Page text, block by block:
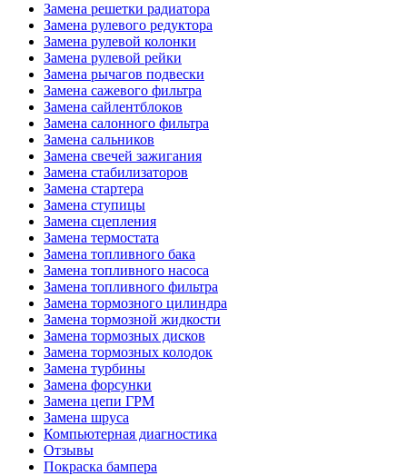
Замена решетки радиатора
Замена рулевого редуктора
Замена рулевой колонки
Замена рулевой рейки
Замена рычагов подвески
Замена сажевого фильтра
Замена сайлентблоков
Замена салонного фильтра
Замена сальников
Замена свечей зажигания
Замена стабилизаторов
Замена стартера
Замена ступицы
Замена сцепления
Замена термостата
Замена топливного бака
Замена топливного насоса
Замена топливного фильтра
Замена тормозного цилиндра
Замена тормозной жидкости
Замена тормозных дисков
Замена тормозных колодок
Замена турбины
Замена форсунки
Замена цепи ГРМ
Замена шруса
Компьютерная диагностика
Отзывы
Покраска бампера